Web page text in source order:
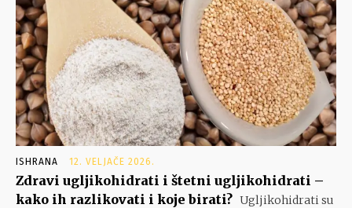
ISHRANA 12. VELJAČE 2026.
Zdravi ugljikohidrati i štetni ugljikohidrati –
kako ih razlikovati i koje birati? Ugljikohidrati su